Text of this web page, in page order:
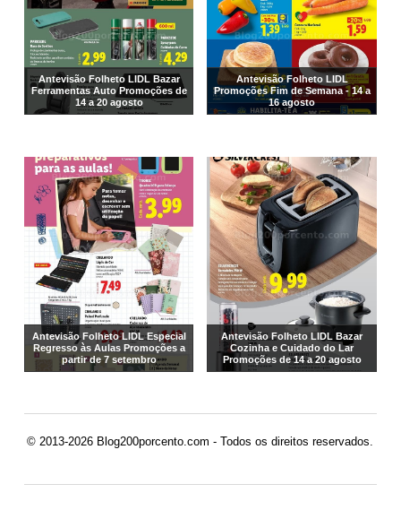
Antevisão Folheto LIDL Bazar
Ferramentas Auto Promoções de
14 a 20 agosto
Antevisão Folheto LIDL
Promoções Fim de Semana - 14 a
16 agosto
Antevisão Folheto LIDL Especial
Regresso às Aulas Promoções a
partir de 7 setembro
Antevisão Folheto LIDL Bazar
Cozinha e Cuidado do Lar
Promoções de 14 a 20 agosto
© 2013-2026 Blog200porcento.com - Todos os direitos reservados.